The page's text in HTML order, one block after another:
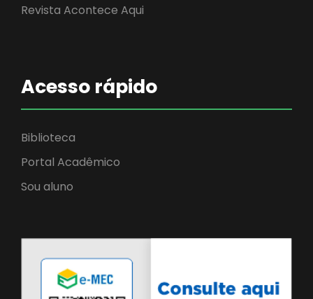
Revista Acontece Aqui
Acesso rápido
Biblioteca
Portal Acadêmico
Sou aluno